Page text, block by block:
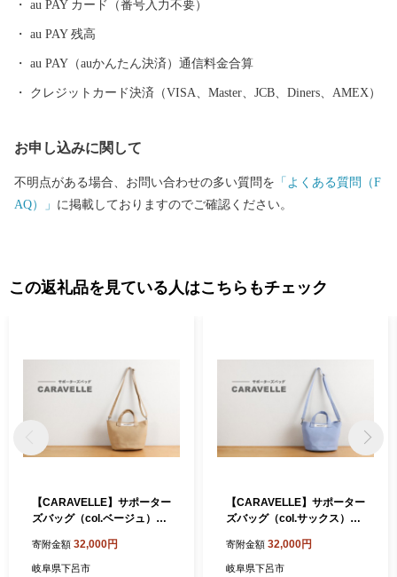
は、岐阜県の中東部に位置し、北は高山市、南は加茂郡、西は郡
上市、関市、東は中津川市と長野県に接しています。 ほぼ中央を
飛騨川が南へ流れ、西には馬瀬川があり、周囲には霊峰御嶽山を
た、飛騨川に沿って国道41号やJR高山本線が通り、横断する形で
ートル 最低 220メートル
au PAY カード（番号入力不要）
au PAY 残高
au PAY（auかんたん決済）通信料金合算
クレジットカード決済（VISA、Master、JCB、Diners、AMEX）
お申し込みに関して
不明点がある場合、お問い合わせの多い質問を 「よくある質問（F
AQ）」 に掲載しておりますのでご確認ください。
この返礼品を見ている人はこちらもチェック
【CARAVELLE】サポーター
ズバッグ（col.ベージュ）バ
しショルダー 幅約38cm 高
さ約22.5cm 直径約24.5cm
寄附金額 32,000円
岐阜県下呂市
【CARAVELLE】サポーター
ズバッグ（col.サックス）バ
しショルダー 幅約38cm 高
さ約22.5cm 直径約24.5cm
寄附金額 32,000円
岐阜県下呂市